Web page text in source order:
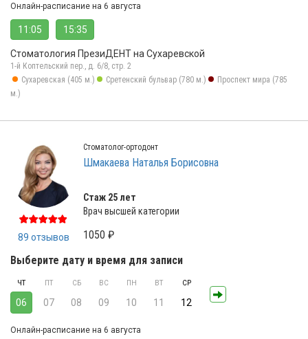
Онлайн-расписание на 6 августа
11:05 15:35
Стоматология ПрезиДЕНТ на Сухаревской
1-й Коптельский пер., д. 6/8, стр. 2
Сухаревская (405 м.)
Сретенский бульвар (780 м.)
Проспект мира (785
м.)
89 отзывов
Стоматолог-ортодонт
Шмакаева Наталья Борисовна
Стаж 25 лет
Врач высшей категории
1050 ₽
Выберите дату и время для записи
ЧТ
06
ПТ
07
СБ
08
ВС
09
ПН
10
ВТ
11
СР
12
Онлайн-расписание на 6 августа